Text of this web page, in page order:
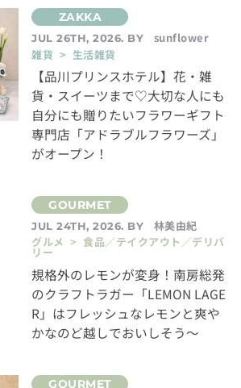
JUL 26TH, 2026. BY
sunflower
雑貨 > 生活雑貨
【品川プリンスホテル】花・雑
貨・スイーツまで♡大切な人にも
自分にも贈りたいフラワーギフト
専門店「アドラブルフラワーズ」
がオープン！
JUL 24TH, 2026. BY
林美由紀
グルメ > 食品／テイクアウト／デリバ
リー
規格外のレモンが変身！南房総発
のクラフトラガー「LEMON LAGE
R」はフレッシュなレモンと爽や
かなのど越しでおいしそう～